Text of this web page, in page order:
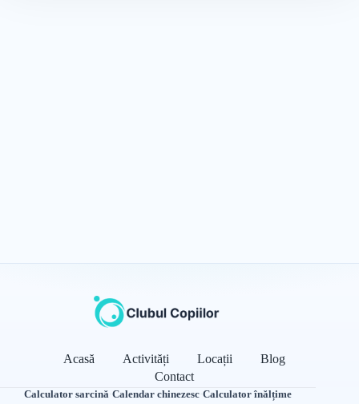
Acasă Activități Locații
Blog
Contact
Calculator sarcină·Calendar chinezesc·Calculator înălțime